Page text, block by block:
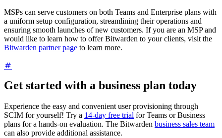
MSPs can serve customers on both Teams and Enterprise plans with
a uniform setup configuration, streamlining their operations and
ensuring smooth launches of new customers. If you are an MSP and
would like to learn how to offer Bitwarden to your clients, visit the
Bitwarden partner page to learn more.
Get started with a business plan today
Experience the easy and convenient user provisioning through
SCIM for yourself! Try a 14-day free trial for Teams or Business
plans for a hands-on evaluation. The Bitwarden business sales team
can also provide additional assistance.